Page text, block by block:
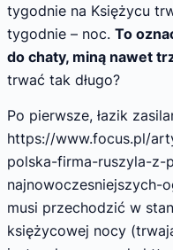
tygodnie na Księżycu
tygodnie – noc. To
do chaty, miną nawet
trwać tak długo?
Po pierwsze, łazik
https://www.focus.pl/
polska-firma-ruszyla-z-
najnowoczesniejszych-
musi przechodzić w
księżycowej nocy